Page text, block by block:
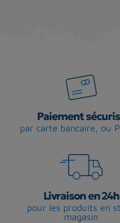
Paiement
par carte bancaire, ou
Livraison en 24h
pour les produits en
magasin